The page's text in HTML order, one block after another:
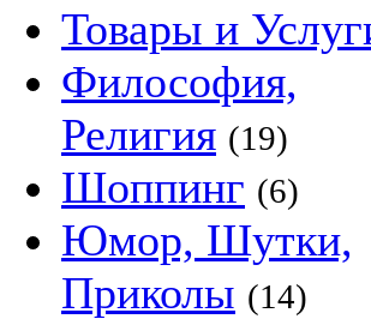
Товары и
Философия,
Религия (19)
Шоппинг (6)
Юмор, Шутки,
Приколы (14)